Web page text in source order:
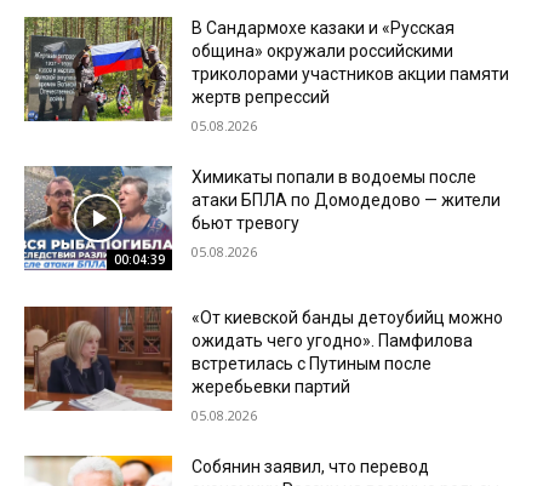
В Сандармохе казаки и «Русская
община» окружали российскими
триколорами участников акции памяти
жертв репрессий
05.08.2026
00:04:39
Химикаты попали в водоемы после
атаки БПЛА по Домодедово — жители
бьют тревогу
05.08.2026
«От киевской банды детоубийц можно
ожидать чего угодно». Памфилова
встретилась с Путиным после
жеребьевки партий
05.08.2026
Собянин заявил, что перевод